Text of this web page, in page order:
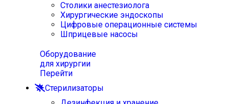
Столики анестезиолога
Хирургические эндоскопы
Цифровые операционные системы
Шприцевые насосы
Оборудование
для хирургии
Перейти
Стерилизаторы